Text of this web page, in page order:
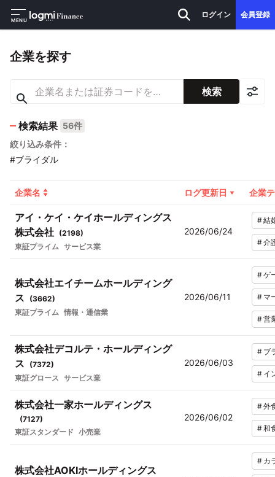
MENU
ログイン 会員登録
企業を探す
検索
検索結果 56件
絞り込み条件：
#ブライダル
企業名 ログ更新日 企業
アイ・ケイ・ケイホールディングス
株式会社 (2198)
東証プライム サービス業
2026/06/24
#結
#介
株式会社エイチームホールディング
ス
(3662)
東証プライム 情報・通信業
2026/06/11
#ゲ
# マ
#営
株式会社デコルテ・ホールディング
ス
(7372)
東証グロース サービス業
2026/06/03
# ブ
# イ
株式会社一家ホールディングス
(7127)
東証スタンダード 小売業
2026/06/02
#外
#和
株式会社AOKIホールディングス
# カ